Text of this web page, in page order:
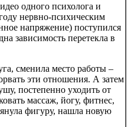
одного психолога и
нервно-психическим
напряжение) поступился
зависимость перетекла в
сменила место работы –
эти отношения. А затем
постепенно уходить от
массаж, йогу, фитнес,
фигуру, нашла новую